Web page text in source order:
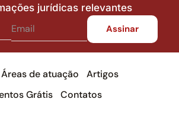
jurídicas relevantes
Áreas de atuação
Artigos
Grátis
Contatos